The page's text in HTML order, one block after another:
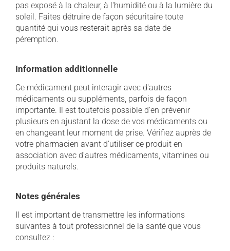
pas exposé à la chaleur, à l'humidité ou à la lumière du
soleil. Faites détruire de façon sécuritaire toute
quantité qui vous resterait après sa date de
péremption.
Information additionnelle
Ce médicament peut interagir avec d'autres
médicaments ou suppléments, parfois de façon
importante. Il est toutefois possible d'en prévenir
plusieurs en ajustant la dose de vos médicaments ou
en changeant leur moment de prise. Vérifiez auprès de
votre pharmacien avant d'utiliser ce produit en
association avec d'autres médicaments, vitamines ou
produits naturels.
Notes générales
Il est important de transmettre les informations
suivantes à tout professionnel de la santé que vous
consultez :